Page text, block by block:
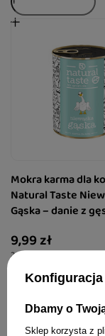
Mokra karma dla
Natural Taste
Gąska – danie z
9,99 zł
24,98 zł / kg
Konfiguracja
Dbamy o
Sklep korzysta z